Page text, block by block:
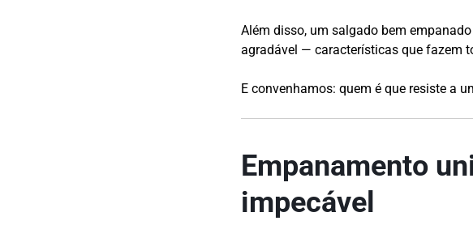
Além disso, um salgado bem
agradável — características que fazem
E convenhamos: quem é que resiste a
Empanamento
impecável